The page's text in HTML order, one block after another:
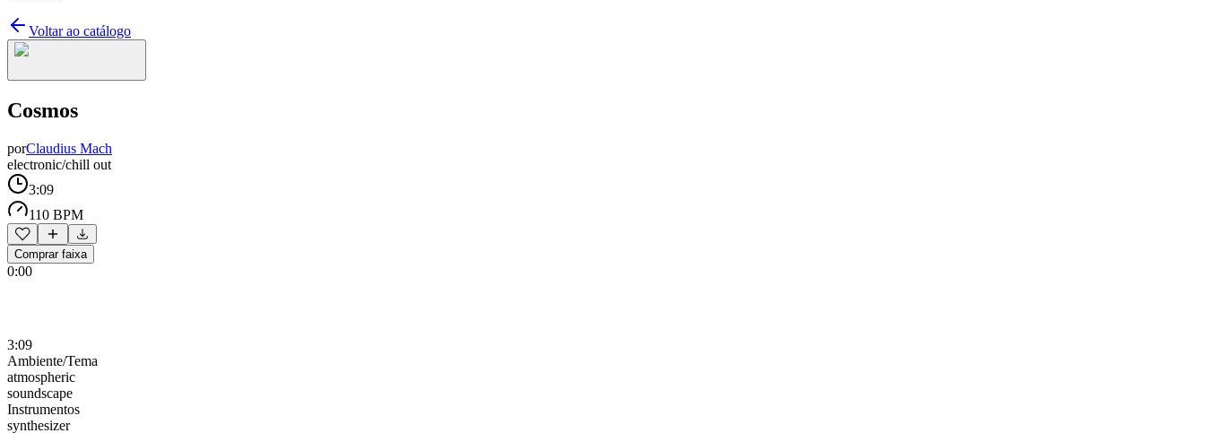
Voltar ao catálogo
Cosmos
porClaudius Mach
electronic/chill out
3:09
110 BPM
Comprar faixa
0:00
3:09
Ambiente/Tema
atmospheric
soundscape
Instrumentos
synthesizer